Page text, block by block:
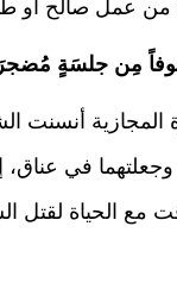
من عمل صالح أو
خوفاً مِن جلسَةٍ
أنسنت
في عناق،
مع الحياة لقتل